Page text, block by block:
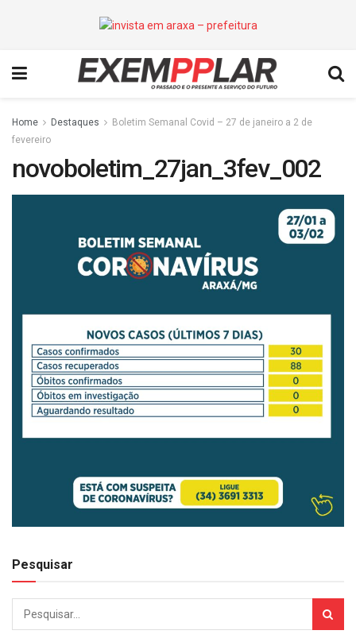
Home Destaques
Boletim Semanal Covid – 27 de janeiro a 2 de
fevereiro
novoboletim_27jan_3fev_002
Pesquisar